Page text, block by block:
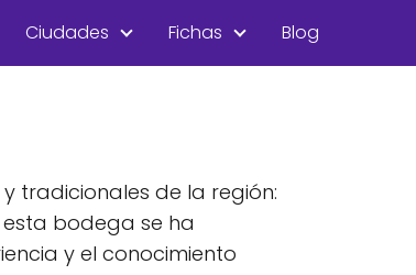
Ciudades Fichas Blog
tradicionales de la región:
bodega se ha
y el conocimiento